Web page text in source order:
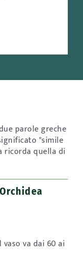
parole greche
"simile
ricorda quella di
vaso va dai 60 ai